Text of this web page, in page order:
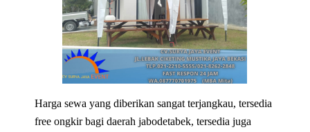
Harga sewa yang diberikan sangat terjangkau, tersedia
free ongkir bagi daerah jabodetabek, tersedia juga